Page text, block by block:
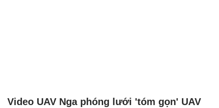
Video UAV Nga phóng lưới 'tóm gọn' UAV